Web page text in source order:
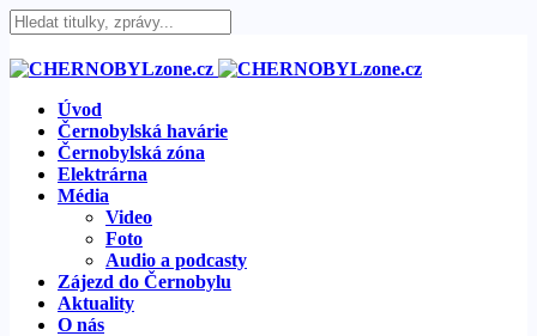
Úvod
Černobylská havárie
Černobylská zóna
Elektrárna
Média
Video
Foto
Audio a podcasty
Zájezd do Černobylu
Aktuality
O nás